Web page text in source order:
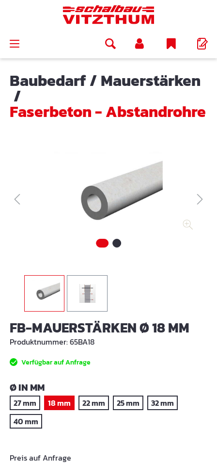
Baubedarf/Mauerstärken
/
Faserbeton - Abstandrohre
FB-MAUERSTÄRKEN Ø 18 MM
Produktnummer:65BA18
Verfügbar auf Anfrage
Ø IN MMAUSWÄHLEN
27 mm 18 mm 22 mm 25 mm
32 mm
40 mm
Preis auf Anfrage